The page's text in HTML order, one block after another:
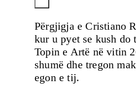
Përgjigja e Cristiano
kur u pyet se kush do
Topin e Artë në vitin
shumë dhe tregon
egon e tij.